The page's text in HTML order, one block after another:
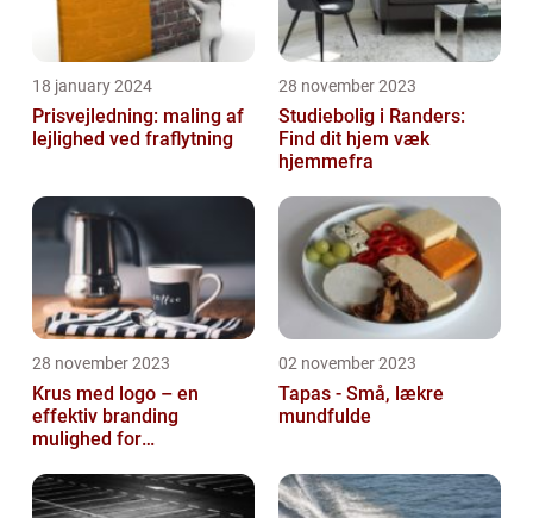
18 january 2024
Prisvejledning: maling af
lejlighed ved fraflytning
28 november 2023
Studiebolig i Randers:
Find dit hjem væk
hjemmefra
28 november 2023
Krus med logo – en
effektiv branding
mulighed for
02 november 2023
Tapas - Små, lækre
mundfulde